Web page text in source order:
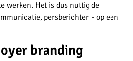
werken. Het is dus nuttig de
persberichten - op een
branding